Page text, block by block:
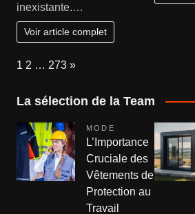
inexistante.…
Voir article complet
Page:
1 2 … 273 Next
»
La sélection de la Team
MODE
L’Importance
Cruciale des
Vêtements de
Protection au
Travail